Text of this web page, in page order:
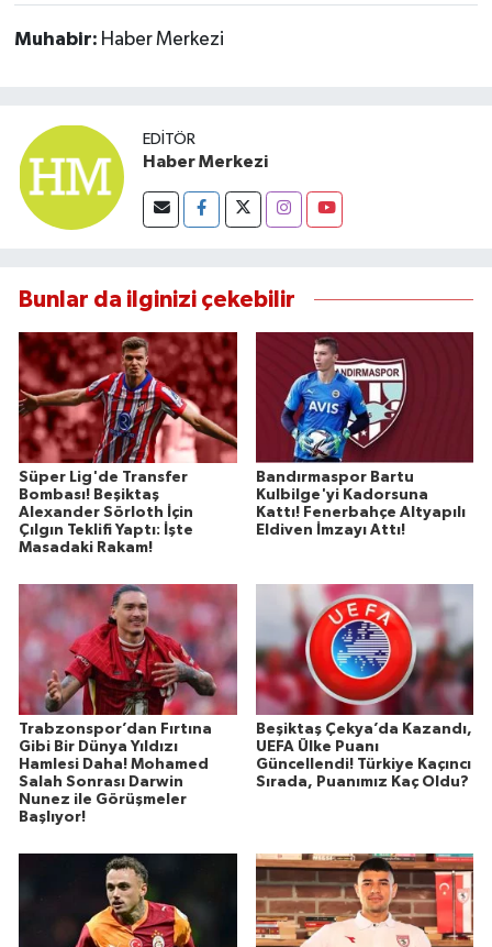
Muhabir: Haber Merkezi
EDITÖR
Haber Merkezi
Bunlar da ilginizi çekebilir
Süper Lig'de Transfer
Bombası! Beşiktaş
Alexander Sörloth İçin
Çılgın Teklifi Yaptı: İşte
Masadaki Rakam!
Bandırmaspor Bartu
Kulbilge'yi Kadorsuna
Kattı! Fenerbahçe Altyapılı
Eldiven İmzayı Attı!
Trabzonspor’dan Fırtına
Gibi Bir Dünya Yıldızı
Hamlesi Daha! Mohamed
Salah Sonrası Darwin
Nunez ile Görüşmeler
Başlıyor!
Beşiktaş Çekya’da Kazandı,
UEFA Ülke Puanı
Güncellendi! Türkiye Kaçıncı
Sırada, Puanımız Kaç Oldu?